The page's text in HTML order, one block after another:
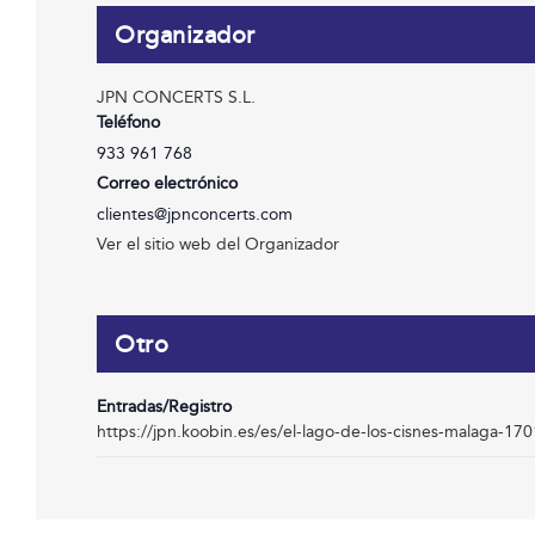
Organizador
JPN CONCERTS S.L.
Teléfono
933 961 768
Correo electrónico
clientes@jpnconcerts.com
Ver el sitio web del Organizador
Otro
Entradas/Registro
https://jpn.koobin.es/es/el-lago-de-los-cisnes-malaga-